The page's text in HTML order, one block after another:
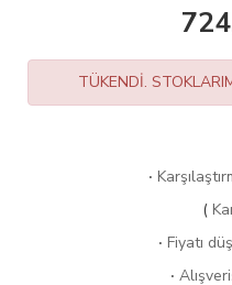
TÜKENDİ.
·
(
· Fiyatı
·